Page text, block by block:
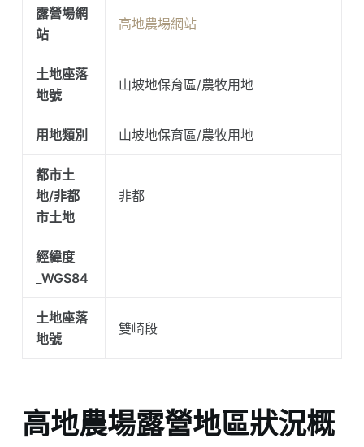
露營場網
站
高地農場網站
土地座落
地號
山坡地保育區/農牧用地
用地類別 山坡地保育區/農牧用地
都市土
地/非都
市土地
非都
經緯度
_WGS84
土地座落
地號
雙崎段
高地農場露營地區狀況概